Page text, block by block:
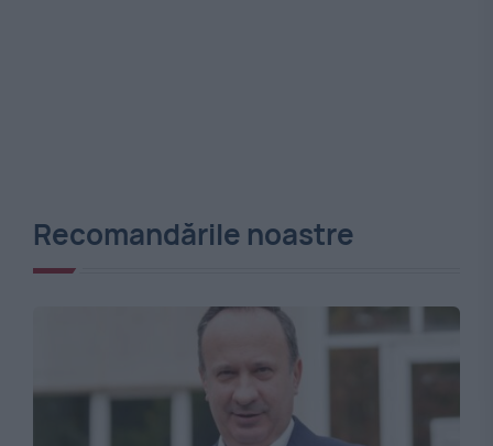
Recomandările noastre